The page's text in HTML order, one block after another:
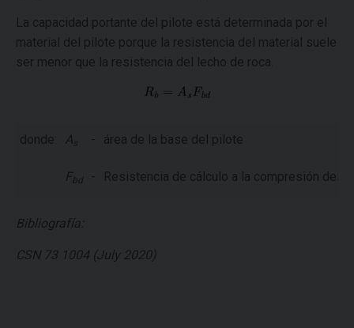
La capacidad portante del pilote está determinada por el
material del pilote porque la resistencia del material suele
ser menor que la resistencia del lecho de roca.​
donde: As - área de la base del pilote
F bd - Resistencia de cálculo a la compresión del
Bibliografía:
CSN 73 1004 (July 2020)